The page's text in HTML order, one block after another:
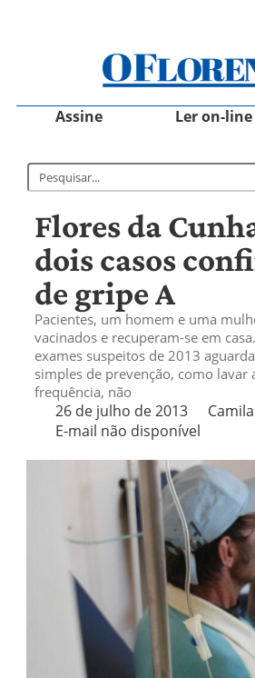
Assine Ler on-line
Flores da
dois casos
de gripe A
Pacientes, um homem e uma
vacinados e recuperam-se em
exames suspeitos de 2013
simples de prevenção, como lavar
frequência, não
26 de julho de 2013
E-mail não disponível